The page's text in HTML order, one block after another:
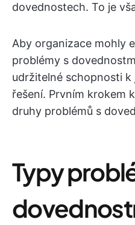
dovednostech. To je
Aby organizace mohly
problémy s
udržitelné schopnosti k
řešení. Prvním krokem
druhy problémů s
Typy